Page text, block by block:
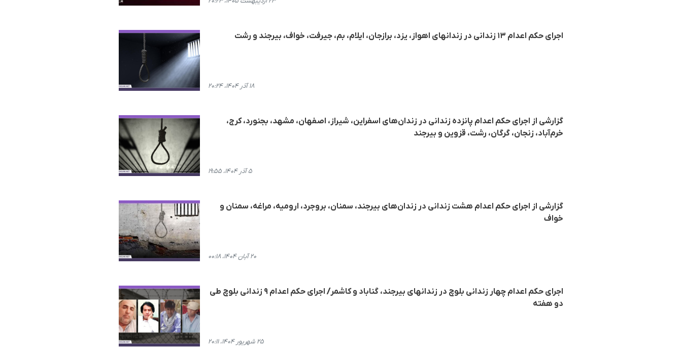
اجرای حکم اعدام ۱۳ زندانی در زندانهای اهواز، یزد، برازجان، ایلام، بم، جیرفت، خواف، بیرجند و رشت
۱۸ آذر ۱۴۰۴، ۲۰:۲۴
گزارشی از اجرای حکم اعدام پانزده زندانی در زندان‌های اسفراین، شیراز، اصفهان، مشهد، بجنورد، کرج،
خرم‌آباد، زنجان، گرگان، رشت، قزوین و بیرجند
۵ آذر ۱۴۰۴، ۱۹:۵۵
گزارشی از اجرای حکم اعدام هشت زندانی در زندان‌های بیرجند، سمنان، بروجرد، ارومیە، مراغه، سمنان و
خواف
۲۰ آبان ۱۴۰۴، ۰۰:۱۸
اجرای حکم اعدام چهار زندانی بلوچ در زندانهای بیرجند، گناباد و کاشمر/ اجرای حکم اعدام ٩ زندانی بلوچ طی
دو هفته
۲۵ شهریور ۱۴۰۴، ۲۰:۱۱